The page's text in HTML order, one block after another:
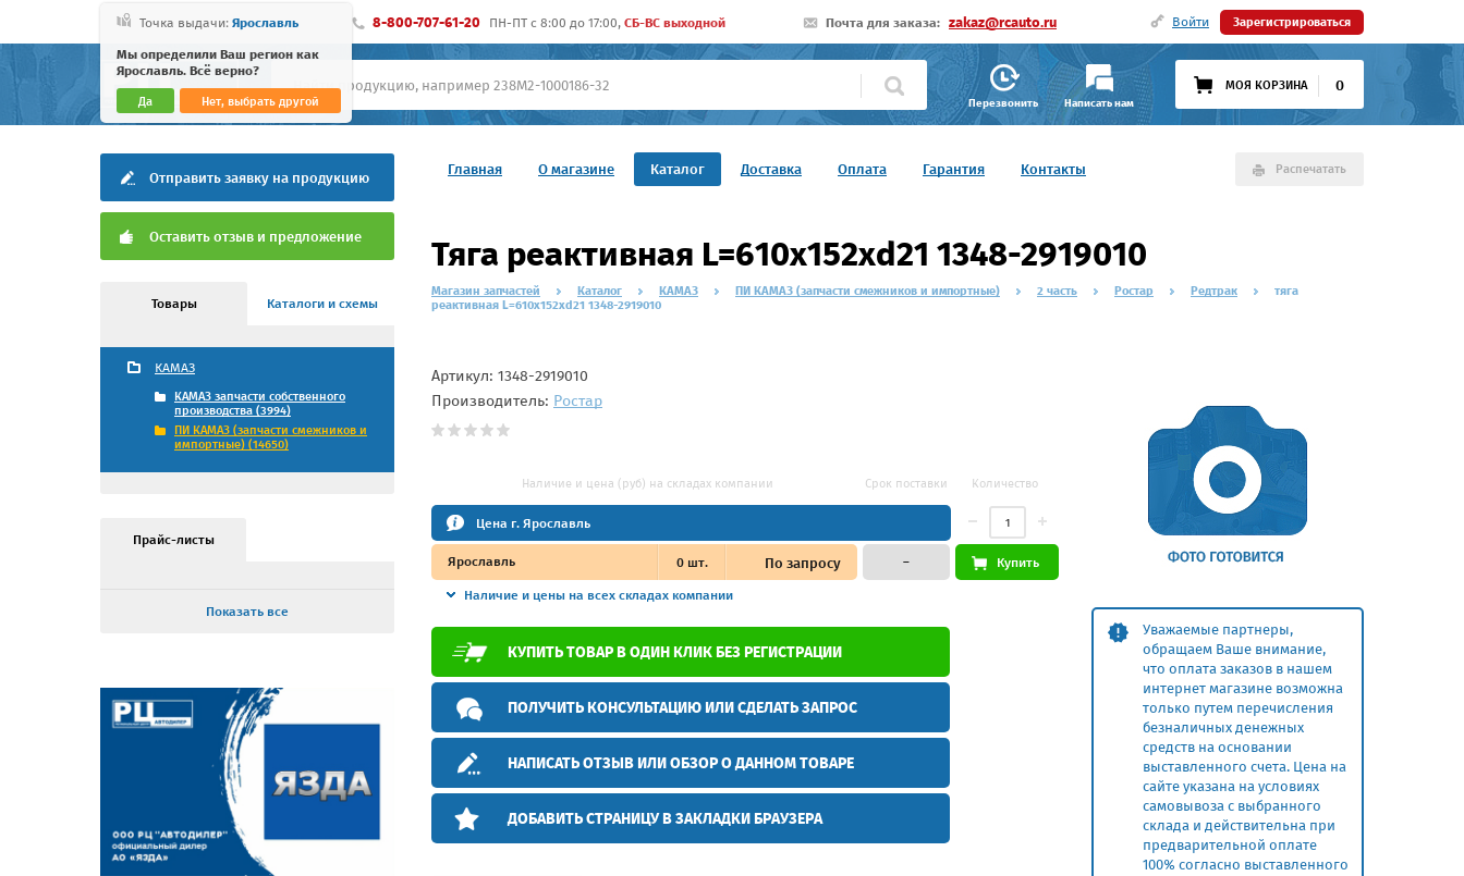
Точка выдачи: Ярославль
Мы определили Ваш регион как
Ярославль. Всё верно?
Да Нет, выбрать другой
8-800-707-61-20 ПН-ПТ c 8:00 до 17:00, СБ-ВС выходной Почта для заказа: zakaz@rcauto.ru Войти Зарегистрироваться
Перезвонить Написать нам
МОЯ КОРЗИНА 0
Главная О магазине Каталог Доставка Оплата Гарантия Контакты Распечатать
Отправить заявку на продукцию
Оставить отзыв и предложение
Товары Каталоги и схемы
КАМАЗ
КАМАЗ запчасти собственного
производства (3994)
ПИ КАМАЗ (запчасти смежников и
импортные) (14650)
Прайс-листы
Показать все
Тяга реактивная L=610x152xd21 1348-2919010
Магазин запчастей Каталог КАМАЗ ПИ КАМАЗ (запчасти смежников и импортные) 2 часть Ростар Редтрак
тяга
реактивная L=610x152xd21 1348-2919010
Уважаемые партнеры,
обращаем Ваше внимание,
что оплата заказов в нашем
интернет магазине возможна
только путем перечисления
безналичных денежных
средств на основании
выставленного счета. Цена на
сайте указана на условиях
самовывоза с выбранного
склада и действительна при
предварительной оплате
100% согласно выставленного
Артикул: 1348-2919010
Производитель: Ростар
Наличие и цена (руб) на складах компании Срок поставки Количество
Цена г. Ярославль
Ярославль 0шт. По запросу
Наличие и цены на всех складах компании
– Купить
КУПИТЬ ТОВАР В ОДИН КЛИК БЕЗ РЕГИСТРАЦИИ
ПОЛУЧИТЬ КОНСУЛЬТАЦИЮ ИЛИ СДЕЛАТЬ ЗАПРОС
НАПИСАТЬ ОТЗЫВ ИЛИ ОБЗОР О ДАННОМ ТОВАРЕ
ДОБАВИТЬ СТРАНИЦУ В ЗАКЛАДКИ БРАУЗЕРА